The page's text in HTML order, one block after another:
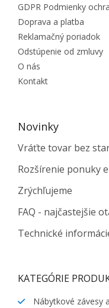
GDPR Podmienky
Doprava a platba
Reklamačný poriadok
Odstúpenie od zmluvy
O nás
Kontakt
Novinky
Vráťte tovar bez
Rozšírenie ponuky
Zrýchľujeme
FAQ - najčastejšie
Technické
KATEGÓRIE
Nábytkové závesy